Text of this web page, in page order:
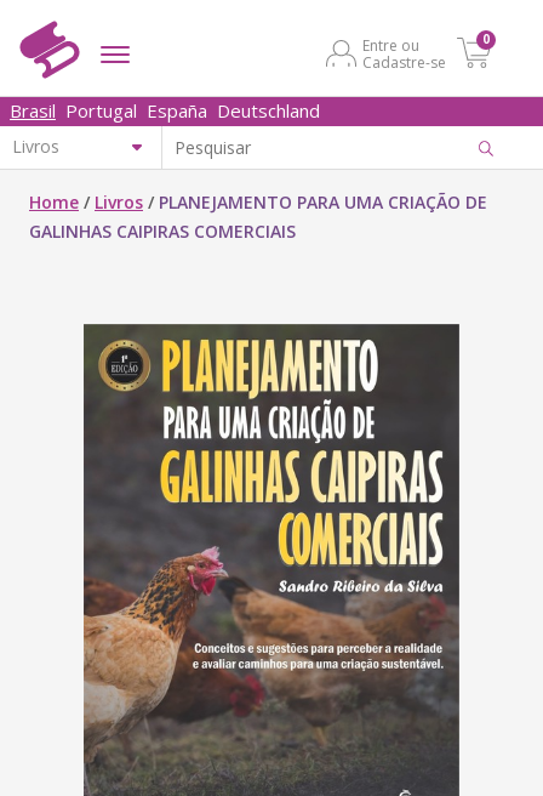
Entre ou
Cadastre-se
0
Brasil Portugal España Deutschland
Home / Livros / PLANEJAMENTO PARA UMA CRIAÇÃO DE
GALINHAS CAIPIRAS COMERCIAIS